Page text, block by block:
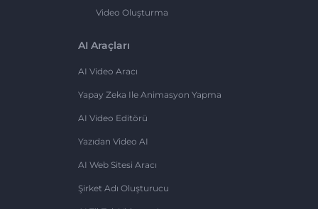
Video Oluşturma
AI Araçları
AI Video Aracı
Yapay Zeka Ile Animasyon Yapma
AI Video Editörü
Yazıdan Video AI
AI Web Sitesi Aracı
Şirket Adı Oluşturucu